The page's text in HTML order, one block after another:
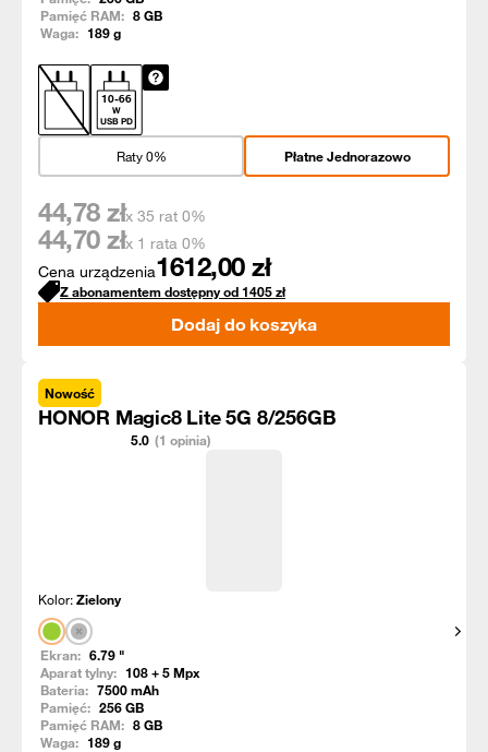
Pamięć RAM: 8GB
Waga: 189g
10-66
W
USB PD
Płatne Jednorazowo
Raty 0%
Cena urządzenia1612,00 zł
44,78 złx 35 rat 0%
44,70 złx 1 rata 0%
Z abonamentem dostępny od1405zł
Dodaj do koszyka
Nowość
HONOR Magic8 Lite 5G 8/256GB
5.0 (1 opinia)
Kolor:Zielony
Ekran: 6.79 "
Aparat tylny: 108 + 5Mpx
Bateria: 7500mAh
Pamięć: 256GB
Pamięć RAM: 8GB
Waga: 189g